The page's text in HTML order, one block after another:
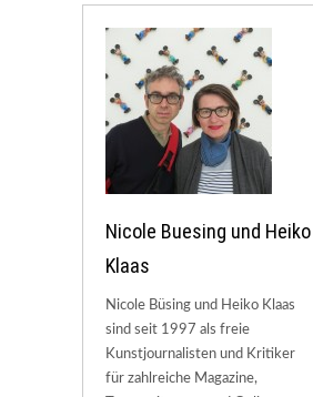
Nicole Buesing und Heiko
Klaas
Nicole Büsing und Heiko Klaas
sind seit 1997 als freie
Kunstjournalisten und Kritiker
für zahlreiche Magazine,